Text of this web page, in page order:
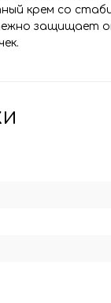
крем со
защищает